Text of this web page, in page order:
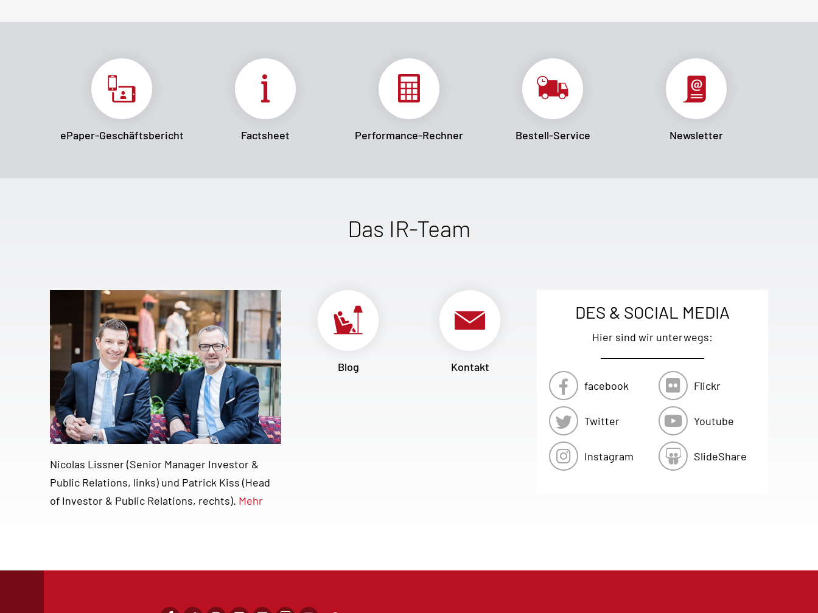
ePaper-Geschäftsbericht Factsheet Performance-Rechner Bestell-Service Newsletter
Das IR-Team
Nicolas Lissner (Senior Manager Investor &
Public Relations, links) und Patrick Kiss (Head
of Investor & Public Relations, rechts). Mehr
Blog Kontakt
DES & SOCIAL MEDIA
Hier sind wir unterwegs:
facebook
Twitter
Instagram
Flickr
Youtube
SlideShare